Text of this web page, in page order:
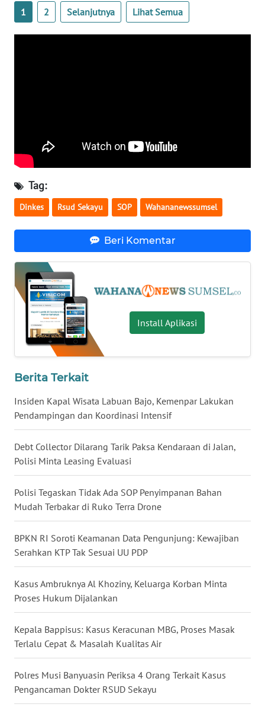
1 2 Selanjutnya Lihat Semua
Tag:
Dinkes Rsud Sekayu SOP Wahananewssumsel
Beri Komentar
Install Aplikasi
Berita Terkait
Insiden Kapal Wisata Labuan Bajo, Kemenpar Lakukan
Pendampingan dan Koordinasi Intensif
Debt Collector Dilarang Tarik Paksa Kendaraan di Jalan,
Polisi Minta Leasing Evaluasi
Polisi Tegaskan Tidak Ada SOP Penyimpanan Bahan
Mudah Terbakar di Ruko Terra Drone
BPKN RI Soroti Keamanan Data Pengunjung: Kewajiban
Serahkan KTP Tak Sesuai UU PDP
Kasus Ambruknya Al Khoziny, Keluarga Korban Minta
Proses Hukum Dijalankan
Kepala Bappisus: Kasus Keracunan MBG, Proses Masak
Terlalu Cepat & Masalah Kualitas Air
Polres Musi Banyuasin Periksa 4 Orang Terkait Kasus
Pengancaman Dokter RSUD Sekayu
WN
WN
BABEL
SUMBAR
WN
SUMSEL
WN
BENGKULU
WN
WN
WN
JOGJA
WN
JATIM
WN
BALI
WN
KALBAR
WN